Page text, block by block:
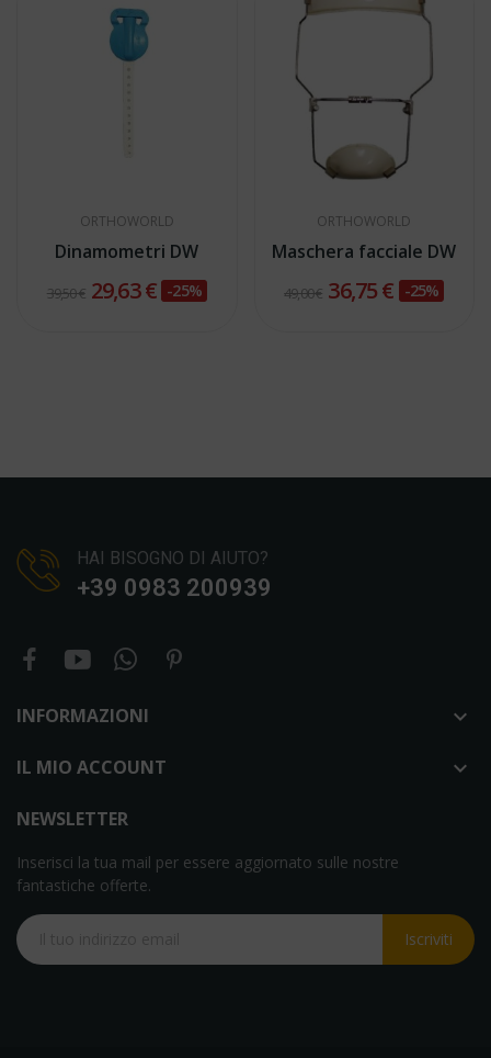
ORTHOWORLD
Dinamometri DW
39,50 € 29,63 € -25%
ORTHOWORLD
Maschera facciale DW
49,00 € 36,75 € -25%
HAI BISOGNO DI AIUTO?
+39 0983 200939
INFORMAZIONI 
IL MIO ACCOUNT 
NEWSLETTER
Inserisci la tua mail per essere aggiornato sulle nostre
fantastiche offerte.
Iscriviti